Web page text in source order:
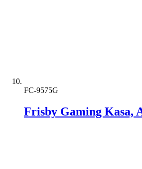
FC-9575G
Frisby Gaming Kasa,